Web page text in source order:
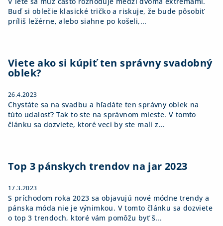
Buď si oblečie klasické tričko a riskuje, že bude pôsobiť
príliš ležérne, alebo siahne po košeli,...
Viete ako si kúpiť ten správny svadobný
oblek?
26.4.2023
Chystáte sa na svadbu a hľadáte ten správny oblek na
túto udalosť? Tak to ste na správnom mieste. V tomto
článku sa dozviete, ktoré veci by ste mali z...
Top 3 pánskych trendov na jar 2023
17.3.2023
S príchodom roka 2023 sa objavujú nové módne trendy a
pánska móda nie je výnimkou. V tomto článku sa dozviete
o top 3 trendoch, ktoré vám pomôžu byť š...